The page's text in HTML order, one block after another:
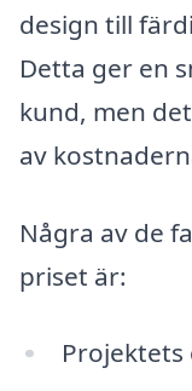
design till
Detta ger en
kund, men
av
Några av de
priset är: